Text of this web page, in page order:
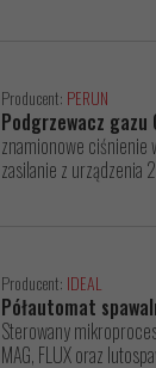
Producent: PERUN
Podgrzewacz
znamionowe ciśnienie
zasilanie z urządzenia
Producent: IDEAL
Półautomat
Sterowany
MAG, FLUX oraz